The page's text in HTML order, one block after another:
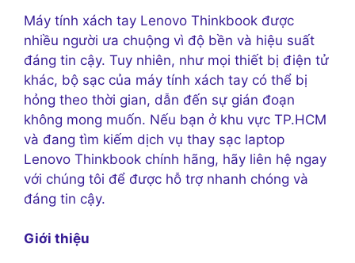
Máy tính xách tay Lenovo Thinkbook được
nhiều người ưa chuộng vì độ bền và hiệu suất
đáng tin cậy. Tuy nhiên, như mọi thiết bị điện tử
khác, bộ sạc của máy tính xách tay có thể bị
hỏng theo thời gian, dẫn đến sự gián đoạn
không mong muốn. Nếu bạn ở khu vực TP.HCM
và đang tìm kiếm dịch vụ thay sạc laptop
Lenovo Thinkbook chính hãng, hãy liên hệ ngay
với chúng tôi để được hỗ trợ nhanh chóng và
đáng tin cậy.
Giới thiệu